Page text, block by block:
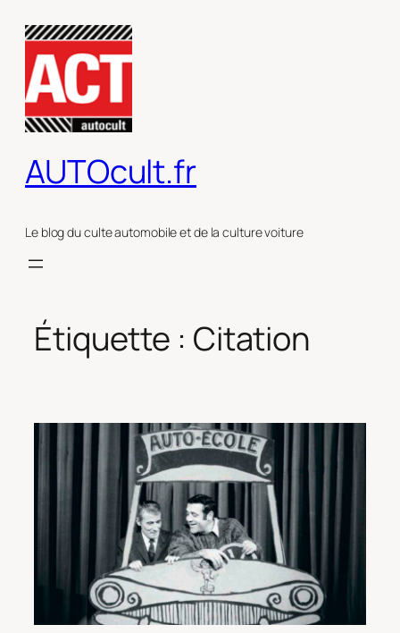
contenu
AUTOcult.fr
Le blog du culte automobile et de la culture voiture
Étiquette : Citation